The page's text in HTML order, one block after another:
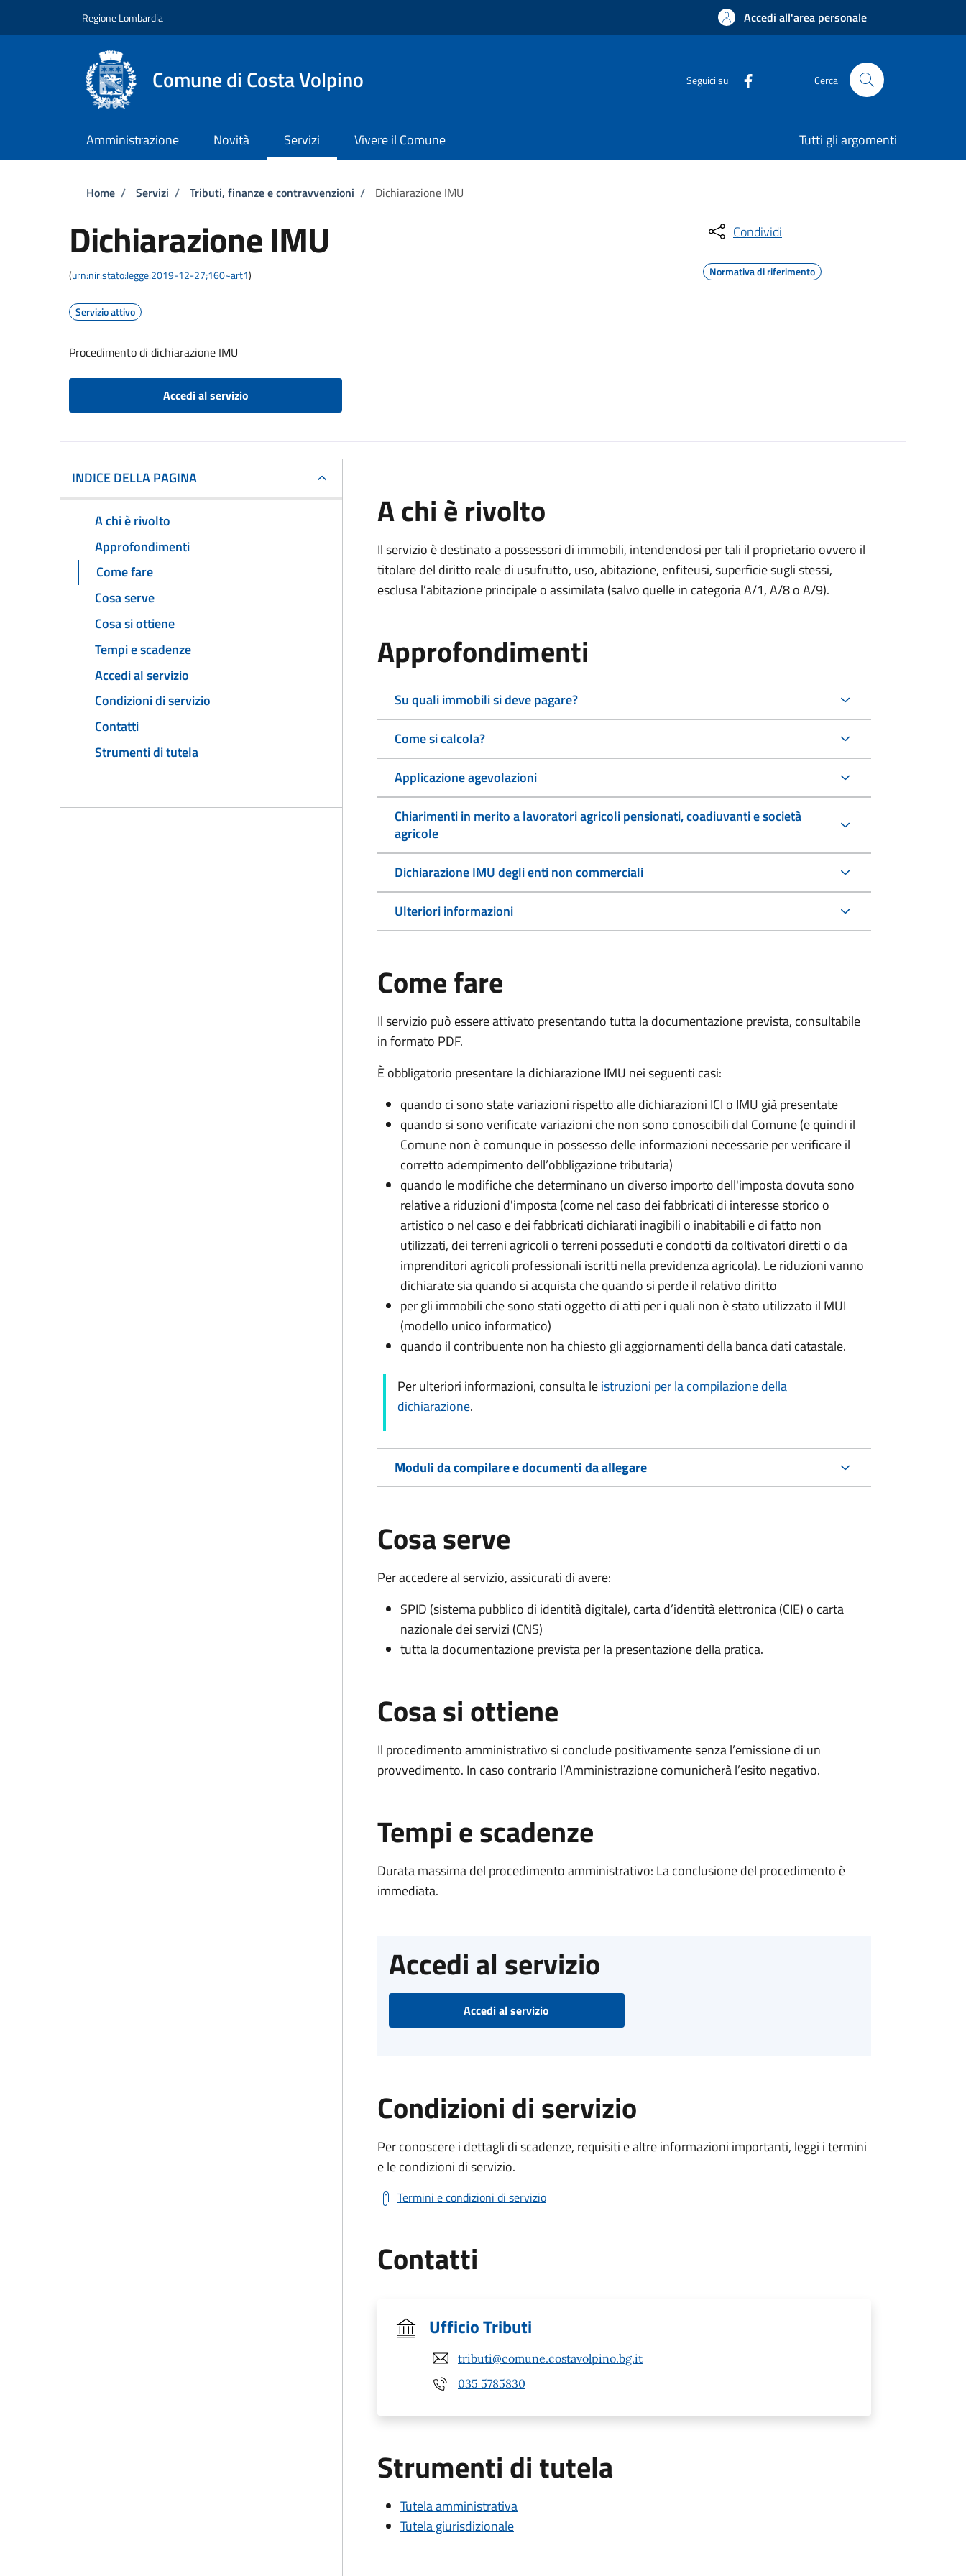
Regione Lombardia Accedi all'area personale
Comune di Costa Volpino Seguici su Cerca
Amministrazione Novità Servizi Vivere il Comune Tutti gli argomenti
Briciole di pane
Home / Servizi / Tributi, finanze e contravvenzioni / Dichiarazione IMU
Dichiarazione IMU
(urn:nir:stato:legge:2019-12-27;160~art1)
Servizio attivo
Procedimento di dichiarazione IMU
Accedi al servizio
Condividi
Normativa di riferimento
INDICE DELLA PAGINA
A chi è rivolto
Approfondimenti
Come fare
Cosa serve
Cosa si ottiene
Tempi e scadenze
Accedi al servizio
Condizioni di servizio
Contatti
Strumenti di tutela
A chi è rivolto
Il servizio è destinato apossessori di immobili, intendendosi per tali il proprietario ovvero il
titolare del diritto reale di usufrutto, uso, abitazione, enfiteusi, superficie sugli stessi,
esclusa l’abitazione principale o assimilata (salvo quelle in categoria A/1, A/8 o A/9).
Approfondimenti
Su quali immobili si deve pagare?
Come si calcola?
Applicazione agevolazioni
Chiarimenti in merito a lavoratori agricoli pensionati, coadiuvanti e società
agricole
Dichiarazione IMU degli enti non commerciali
Ulteriori informazioni
Come fare
Il servizio può essere attivato presentando tutta la documentazione prevista, consultabile
in formato PDF.
È obbligatorio presentare la dichiarazione IMU nei seguenti casi:
quando ci sono state variazioni rispetto alle dichiarazioni ICI o IMU già presentate
quando si sono verificate variazioni che non sono conoscibili dal Comune (e quindi il
Comune non è comunque in possesso delle informazioni necessarie per verificare il
corretto adempimento dell’obbligazione tributaria)
quando le modifiche che determinano un diverso importo dell'imposta dovuta sono
relative a riduzioni d'imposta (come nel caso dei fabbricati di interesse storico o
artistico o nel caso e dei fabbricati dichiarati inagibili o inabitabili e di fatto non
utilizzati, dei terreni agricoli o terreni posseduti e condotti da coltivatori diretti o da
imprenditori agricoli professionali iscritti nella previdenza agricola). Le riduzioni vanno
dichiarate sia quando si acquista che quando si perde il relativo diritto
per gli immobili che sono stati oggetto di atti per i quali non è stato utilizzato il MUI
(modello unico informatico)
quando il contribuente non ha chiesto gli aggiornamenti della banca dati catastale.
Per ulteriori informazioni, consulta leistruzioni per la compilazione della
dichiarazione.
Moduli da compilare e documenti da allegare
Cosa serve
Per accedere al servizio, assicurati di avere:
SPID (sistema pubblico di identità digitale), carta d’identità elettronica (CIE) o carta
nazionale dei servizi (CNS)
tutta la documentazione prevista per la presentazione della pratica.
Cosa si ottiene
Il procedimento amministrativo si conclude positivamente senza l’emissione di un
provvedimento. In caso contrario l’Amministrazione comunicherà l’esito negativo.
Tempi e scadenze
Durata massima del procedimento amministrativo: La conclusione del procedimento è
immediata.
Accedi al servizio
Accedi al servizio
Condizioni di servizio
Per conoscere i dettagli di scadenze, requisiti e altre informazioni importanti, leggi i termini
e le condizioni di servizio.
Termini e condizioni di servizio
Contatti
Ufficio Tributi
tributi@comune.costavolpino.bg.it
035 5785830
Strumenti di tutela
Tutela amministrativa
Tutela giurisdizionale